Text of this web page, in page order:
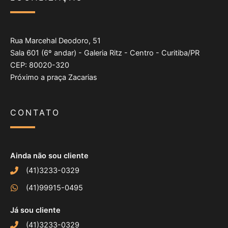
Rua Marcehal Deodoro, 51
Sala 601 (6º andar) - Galeria Ritz - Centro - Curitiba/PR
CEP: 80020-320
Próximo a praça Zacarias
CONTATO
Ainda não sou cliente
(41)3233-0329
(41)99915-0495
Já sou cliente
(41)3233-0329